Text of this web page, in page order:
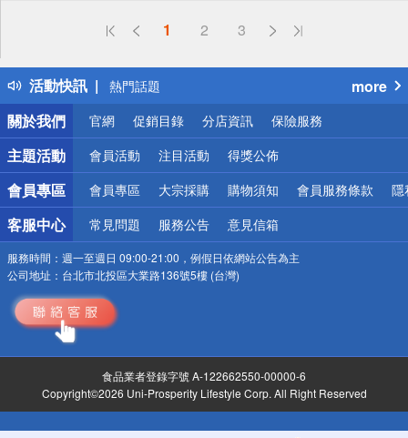
1 2 3
活動快訊
偏遠地區配送
得獎公告
熱門話題
銀行優惠
偏遠地區配送
詐騙網頁！請小心！
more
關於我們
官網 促銷目錄 分店資訊 保險服務
主題活動 會員活動 注目活動 得獎公佈
會員專區 會員專區 大宗採購 購物須知 會員服務條款 隱
客服中心 常見問題 服務公告 意見信箱
服務時間： 週一至週日 09:00-21:00，例假日依網站公告為主
公司地址： 台北市北投區大業路136號5樓 (台灣)
食品業者登錄字號 A-122662550-00000-6
Copyright©2026 Uni-Prosperity Lifestyle Corp. All Right Reserved